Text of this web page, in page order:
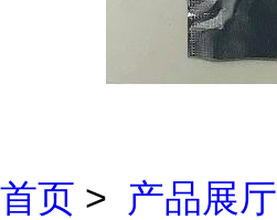
首页 > 产品展厅